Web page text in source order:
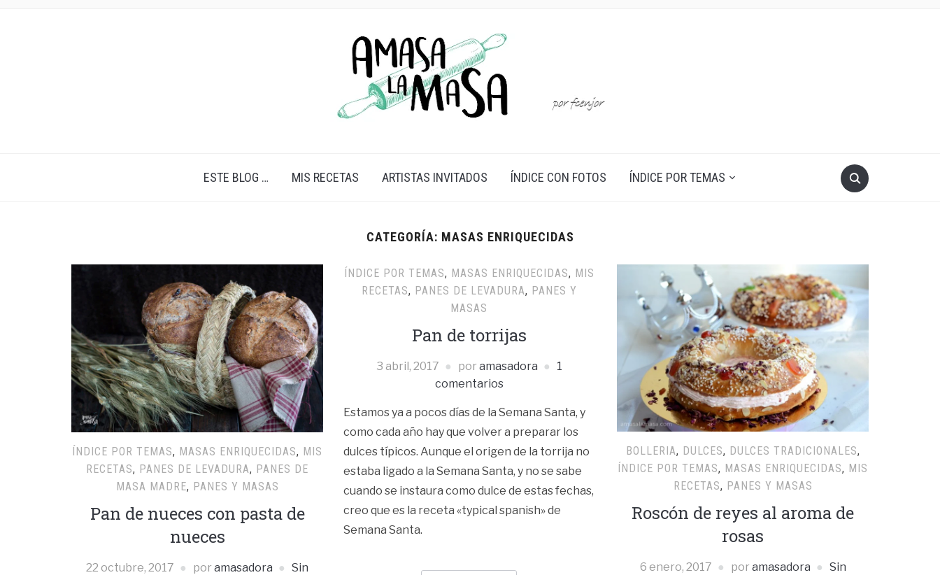
ESTE BLOG … MIS RECETAS ARTISTAS INVITADOS ÍNDICE CON FOTOS ÍNDICE POR TEMAS
CATEGORÍA: MASAS ENRIQUECIDAS
ÍNDICE POR TEMAS, MASAS ENRIQUECIDAS, MIS
RECETAS, PANES DE LEVADURA, PANES DE
MASA MADRE, PANES Y MASAS
Pan de nueces con pasta de
nueces
22 octubre, 2017 por amasadora
Sin
ÍNDICE POR TEMAS, MASAS ENRIQUECIDAS, MIS
RECETAS, PANES DE LEVADURA, PANES Y
MASAS
Pan de torrijas
3 abril, 2017 por amasadora
1
comentarios
Estamos ya a pocos días de la Semana Santa, y
como cada año hay que volver a preparar los
dulces típicos. Aunque el origen de la torrija no
estaba ligado a la Semana Santa, y no se sabe
cuando se instaura como dulce de estas fechas,
creo que es la receta «typical spanish» de
Semana Santa.
BOLLERIA, DULCES, DULCES TRADICIONALES,
ÍNDICE POR TEMAS, MASAS ENRIQUECIDAS, MIS
RECETAS, PANES Y MASAS
Roscón de reyes al aroma de
rosas
6 enero, 2017 por amasadora
Sin